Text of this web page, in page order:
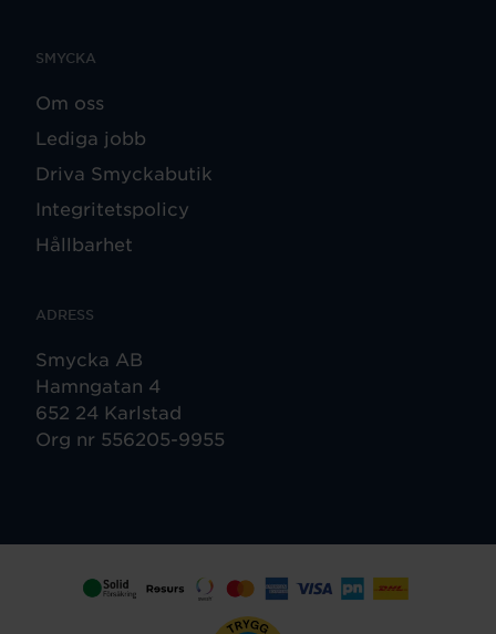
SMYCKA
Om oss
Lediga jobb
Driva Smyckabutik
Integritetspolicy
Hållbarhet
ADRESS
Smycka AB
Hamngatan 4
652 24 Karlstad
Org nr 556205-9955